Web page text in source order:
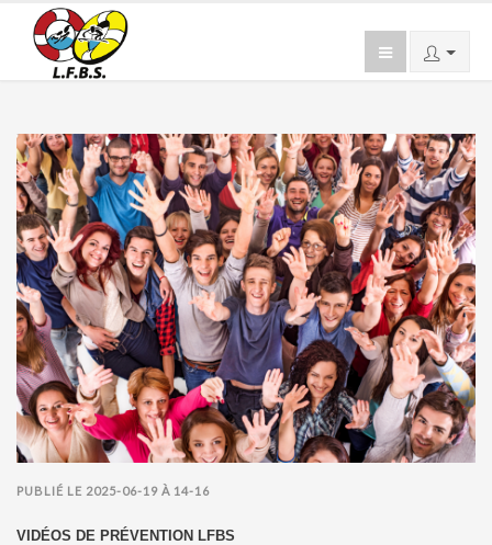
PUBLIÉ LE 2025-06-19 À 14-16
VIDÉOS DE PRÉVENTION LFBS